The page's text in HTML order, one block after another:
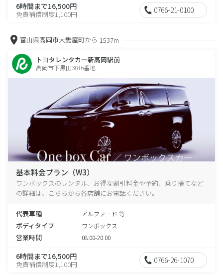
6時間まで16,500円
免責補償制度1,100円 0766-21-0100
富山県高岡市大鋸屋町から 1537m
トヨタレンタカー新高岡駅前
高岡市下黒田3016番地
基本料金プラン（W3）
ワンボックスのレンタル、お得な割引料金や予約、乗り捨てなど
の詳細は、こちらから各店舗にお電話ください。
代表車種 アルファード 等
ボディタイプ ワンボックス
営業時間 08:00-20:00
6時間まで16,500円
免責補償制度1,100円 0766-26-1070